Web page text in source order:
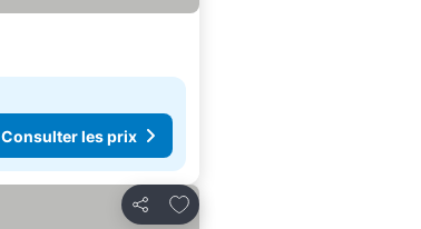
Consulter les prix
Partager
Ajouter à mes favoris